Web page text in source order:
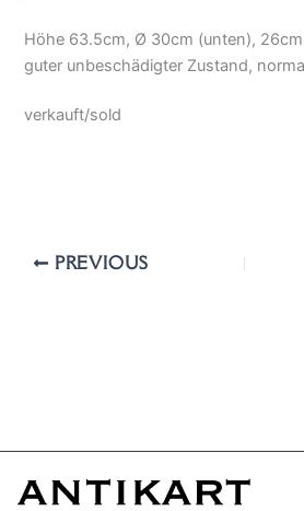
Höhe 63.5cm, Ø 30cm (unten),
guter unbeschädigter Zustand,
verkauft/sold
PREVIOUS